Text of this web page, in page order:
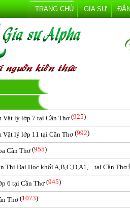
TRANG CHỦ GIA SƯ
Vật lý lớp 7 tại Cần Thơ (925)
Vật lý lớp 11 tại Cần Thơ (992)
Cần Thơ (955)
Thi Đại Học khối A,B,C,D,A1,... tại Cần Thơ(
6 tại Cần Thơ(945)
Thơ (1073)